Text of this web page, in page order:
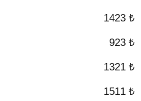
1423 ₺
923 ₺
1321 ₺
1511 ₺